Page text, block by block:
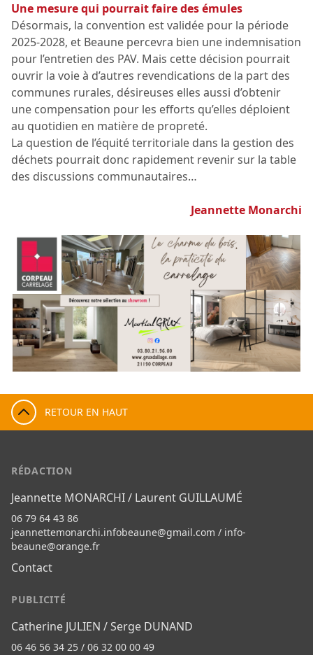
Une mesure qui pourrait faire des émules
Désormais, la convention est validée pour la période
2025-2028, et Beaune percevra bien une indemnisation
pour l’entretien des PAV. Mais cette décision pourrait
ouvrir la voie à d’autres revendications de la part des
communes rurales, désireuses elles aussi d’obtenir
une compensation pour les efforts qu’elles déploient
au quotidien en matière de propreté.
La question de l’équité territoriale dans la gestion des
déchets pourrait donc rapidement revenir sur la table
des discussions communautaires…
Jeannette Monarchi
RETOUR EN HAUT
RÉDACTION
Jeannette MONARCHI / Laurent GUILLAUMÉ
06 79 64 43 86
jeannettemonarchi.infobeaune@gmail.com / info-
beaune@orange.fr
Contact
PUBLICITÉ
Catherine JULIEN / Serge DUNAND
06 46 56 34 25 / 06 32 00 00 49